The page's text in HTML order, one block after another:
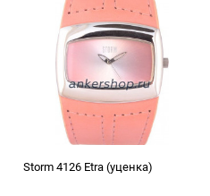
Storm 4126 Etra (уценка)